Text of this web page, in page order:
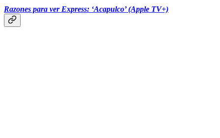
Razones para ver Express: ‘Acapulco’ (Apple TV+)